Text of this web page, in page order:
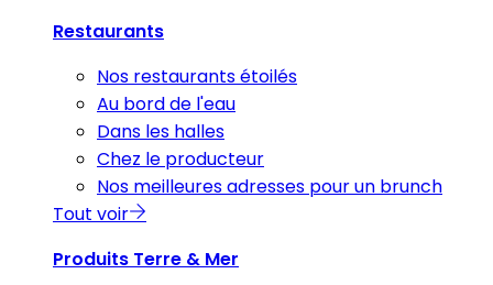
Restaurants
Nos restaurants étoilés
Au bord de l'eau
Dans les halles
Chez le producteur
Nos meilleures adresses pour un brunch
Tout voir
Produits Terre & Mer